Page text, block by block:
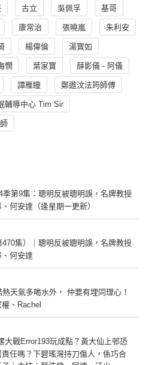
古立 吳佩孚 基哥
康常治 張曉嵐 朱利安
楊偉倫 湯寳如
憫 葉家寶 薛影儀 - 阿儀
譚雁瞳 鄭遨汶法筠師傅
輔導中心 Tim Sir
季第9集：聰明反被聰明誤，名牌教授
何安達（逢星期一更新）
470集）｜聰明反被聰明誤，名牌教授
何安達
熱天氣多喝水外， 仲要有埋同理心！
、Rachel
大戰Error193玩成點？黃大仙上邨恐
任嗎？下碧瑤灣持刀傷人，係巧合